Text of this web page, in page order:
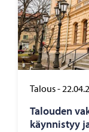
Talous-
Ta­lou­den
käyn­nis­tyy